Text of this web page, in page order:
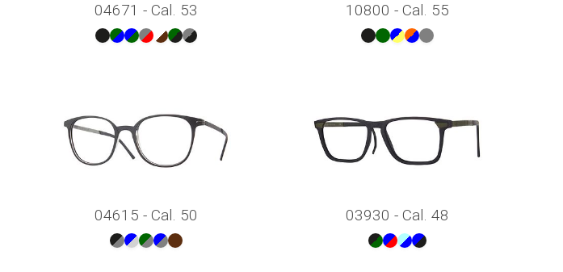
04671 - Cal. 53 10800 - Cal. 55
04615 - Cal. 50 03930 - Cal. 48